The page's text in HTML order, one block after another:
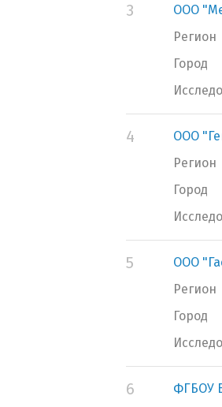
3
ООО
Регион
Город
4
ООО
Регион
Город
5
ООО
Регион
Город
6
ФГБОУ